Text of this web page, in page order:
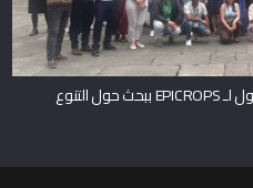
د. إباء فراح تشارك في المؤتمر السنوي الأول لـ EPICROPS ببحث حول التنوع